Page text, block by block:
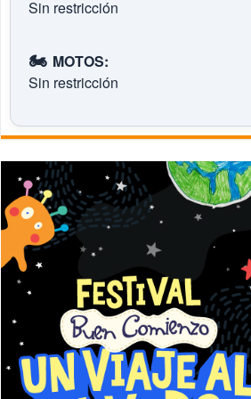
Sin restricción
🏍️ MOTOS:
Sin restricción